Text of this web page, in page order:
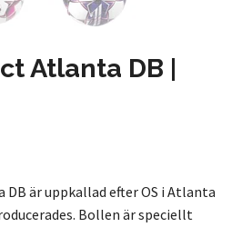
Atlanta DB |
är uppkallad efter OS i Atlanta
Bollen är speciellt